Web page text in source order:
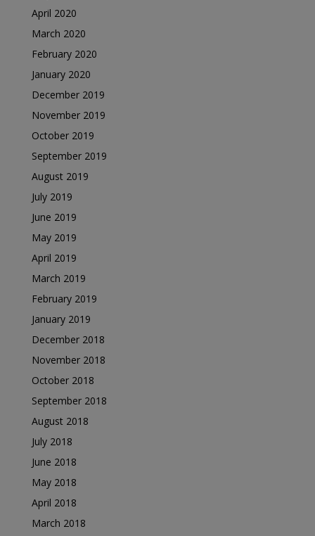
April 2020
March 2020
February 2020
January 2020
December 2019
November 2019
October 2019
September 2019
August 2019
July 2019
June 2019
May 2019
April 2019
March 2019
February 2019
January 2019
December 2018
November 2018
October 2018
September 2018
August 2018
July 2018
June 2018
May 2018
April 2018
March 2018